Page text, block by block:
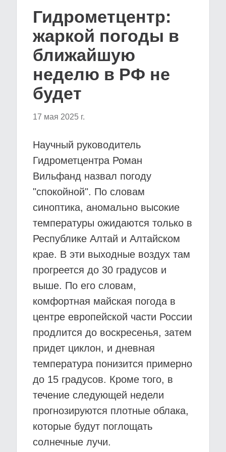
Гидрометцентр:
жаркой погоды в
ближайшую
неделю в РФ не
будет
17 мая 2025 г.
Научный руководитель
Гидрометцентра Роман
Вильфанд назвал погоду
"спокойной". По словам
синоптика, аномально высокие
температуры ожидаются только в
Республике Алтай и Алтайском
крае. В эти выходные воздух там
прогреется до 30 градусов и
выше. По его словам,
комфортная майская погода в
центре европейской части России
продлится до воскресенья, затем
придет циклон, и дневная
температура понизится примерно
до 15 градусов. Кроме того, в
течение следующей недели
прогнозируются плотные облака,
которые будут поглощать
солнечные лучи.